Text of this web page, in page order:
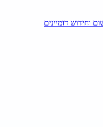
וחידוש דומיינים